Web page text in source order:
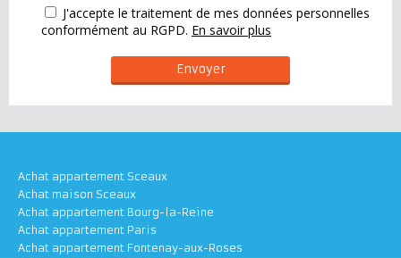
J'accepte le traitement de mes données personnelles
conformément au RGPD. En savoir plus
Achat appartement Sceaux
Achat maison Sceaux
Achat appartement Bourg-la-Reine
Achat appartement Paris
Achat appartement Fontenay-aux-Roses